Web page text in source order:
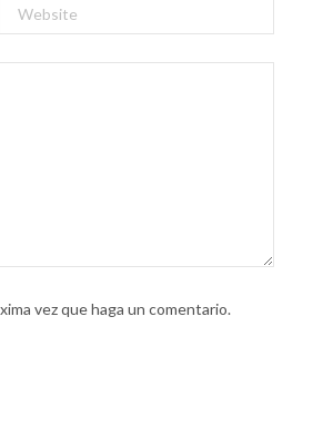
vez que haga un comentario.